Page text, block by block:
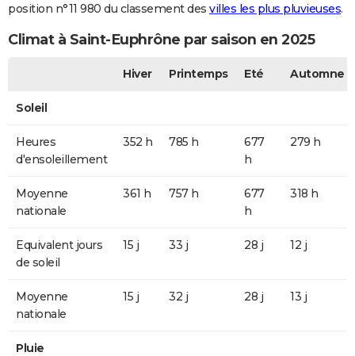
position n°11 980 du classement des villes les plus pluvieuses.
Climat à Saint-Euphrône par saison en 2025
Hiver Printemps Eté Automne
Soleil
Heures
d'ensoleillement
352 h 785 h
677
h
279 h
Moyenne
nationale
361 h 757 h
677
h
318 h
Equivalent jours
de soleil
15 j 33 j 28 j 12 j
Moyenne
nationale
15 j 32 j 28 j 13 j
Pluie